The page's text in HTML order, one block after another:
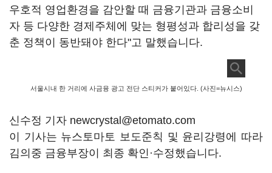
우호적 영업환경을 감안할 때 금융기관과 금융소비
자 등 다양한 경제주체에 맞는 형평성과 합리성을 갖
춘 정책이 동반돼야 한다"고 말했습니다.
서울시내 한 거리에 사금융 광고 전단 스티커가 붙어있다. (사진=뉴시스)
신수정 기자 newcrystal@etomato.com
이 기사는 뉴스토마토 보도준칙 및 윤리강령에 따라
김의중 금융부장이 최종 확인·수정했습니다.